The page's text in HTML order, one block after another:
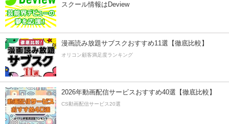
スクール情報はDeview
漫画読み放題サブスクおすすめ11選【徹底比較】
オリコン顧客満足度ランキング
2026年動画配信サービスおすすめ40選【徹底比較】
CS動画配信サービス20選